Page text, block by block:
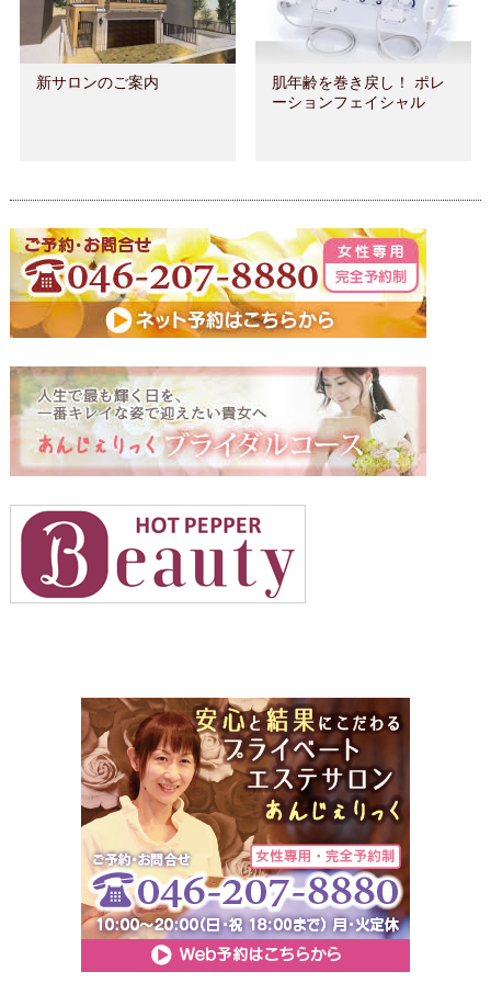
新サロンのご案内
肌年齢を巻き戻し！ ポレ
ーションフェイシャル